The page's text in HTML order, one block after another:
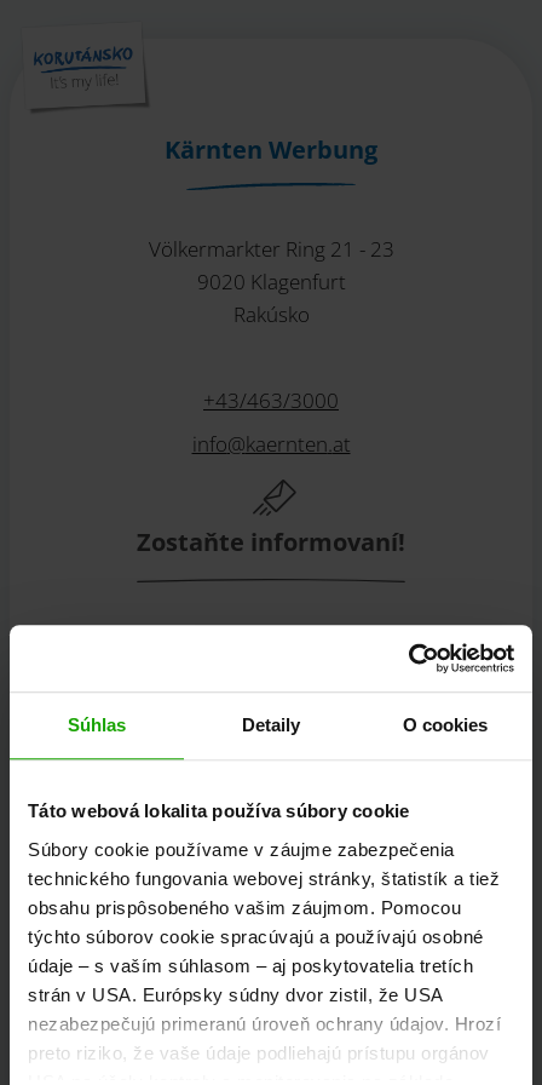
Súhlas Detaily O cookies
Táto webová lokalita používa súbory cookie
Súbory cookie používame v záujme zabezpečenia
technického fungovania webovej stránky, štatistík a tiež
obsahu prispôsobeného vašim záujmom. Pomocou
týchto súborov cookie spracúvajú a používajú osobné
údaje – s vaším súhlasom – aj poskytovatelia tretích
strán v USA. Európsky súdny dvor zistil, že USA
nezabezpečujú primeranú úroveň ochrany údajov. Hrozí
preto riziko, že vaše údaje podliehajú prístupu orgánov
Kärnten Werbung
Völkermarkter Ring 21 - 23
9020 Klagenfurt
Rakúsko
+43/463/3000
info@kaernten at
Zostaňte informovaní!
Prihláste sa na odber nášho bezplatného
korutánskeho newslettera eMagazín!
K registrácii
Objavte zájazdy
Informácie a tipy o pešej turistike, cyklistike, behu,
horolezectve, skialpinizme, freeride a jazde na
motocykli.